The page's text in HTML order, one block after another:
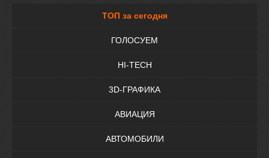
ТОП за сегодня
ГОЛОСУЕМ
HI-TECH
3D-ГРАФИКА
АВИАЦИЯ
АВТОМОБИЛИ